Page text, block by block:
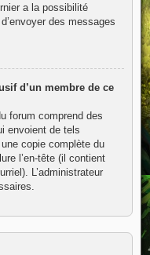
a la possibilité
des messages
d’un membre de ce
forum comprend des
envoient de tels
copie complète du
l’en-tête (il contient
L’administrateur